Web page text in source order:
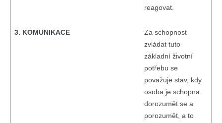
reagovat.
3. KOMUNIKACE
Za schopnost
zvládat tuto
základní životní
potřebu se
považuje stav, kdy
osoba je schopna
dorozumět se a
porozumět, a to